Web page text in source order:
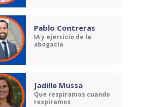
Pablo Contreras
IA y ejercicio de la
abogacía
Jadille Mussa
Que respiramos cuando
respiramos